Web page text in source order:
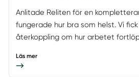
Anlitade Reliten för en
fungerade hur bra som helst. Vi
återkoppling om hur arbetet
Läs mer